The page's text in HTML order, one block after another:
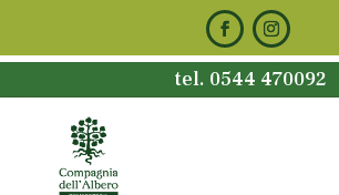
tel. 0544 470092